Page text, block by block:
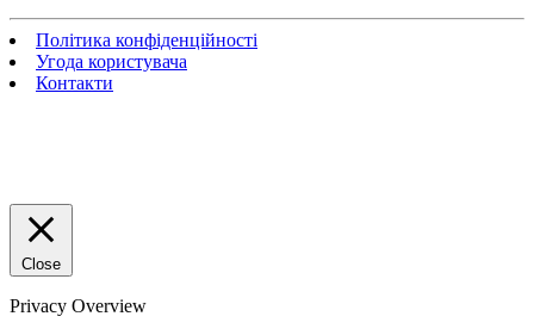
Політика конфіденційності
Угода користувача
Контакти
Close
Privacy Overview